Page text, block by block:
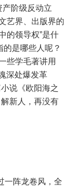
产阶级反动立
艺界、出版界的
的领导权”是什
的是哪些人呢？
些学毛著讲用
深处爆发革
说《欧阳海之
新人，再没有
阵龙卷风，全